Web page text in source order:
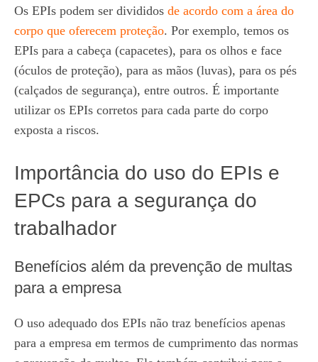
Os EPIs podem ser divididos de acordo com a área do
corpo que oferecem proteção. Por exemplo, temos os
EPIs para a cabeça (capacetes), para os olhos e face
(óculos de proteção), para as mãos (luvas), para os pés
(calçados de segurança), entre outros. É importante
utilizar os EPIs corretos para cada parte do corpo
exposta a riscos.
Importância do uso do EPIs e
EPCs para a segurança do
trabalhador
Benefícios além da prevenção de multas
para a empresa
O uso adequado dos EPIs não traz benefícios apenas
para a empresa em termos de cumprimento das normas